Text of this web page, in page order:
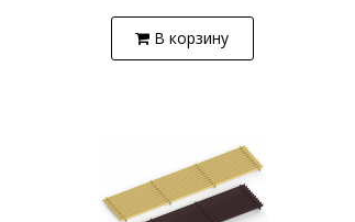
В корзину